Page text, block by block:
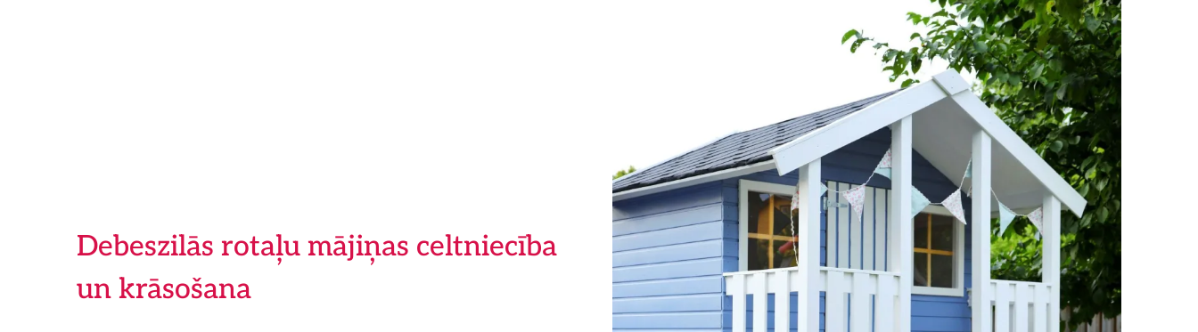
Debeszilās rotaļu mājiņas celtniecība
un krāsošana